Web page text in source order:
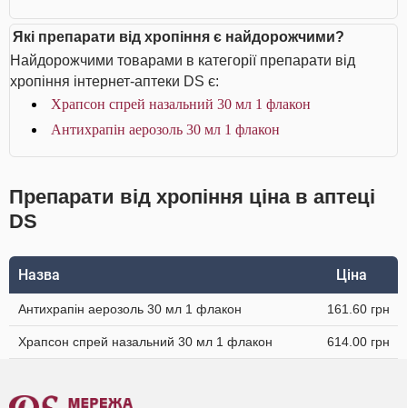
Які препарати від хропіння є найдорожчими?
Найдорожчими товарами в категорії препарати від
хропіння інтернет-аптеки DS є:
Храпсон спрей назальний 30 мл 1 флакон
Антихрапін аерозоль 30 мл 1 флакон
Препарати від хропіння ціна в аптеці
DS
Назва Ціна
Антихрапін аерозоль 30 мл 1 флакон 161.60 грн
Храпсон спрей назальний 30 мл 1 флакон 614.00 грн